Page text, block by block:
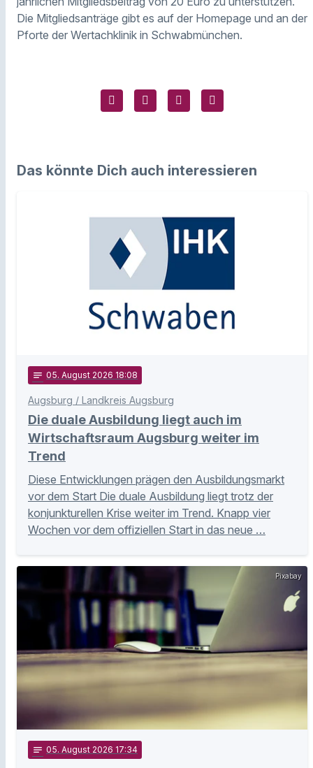
Die Mitgliedsanträge gibt es auf der Homepage und an der
Pforte der Wertachklinik in Schwabmünchen.
Das könnte Dich auch interessieren
notes 05. August 2026 18:08
Augsburg / Landkreis Augsburg
Die duale Ausbildung liegt auch im
Wirtschaftsraum Augsburg weiter im
Trend
Diese Entwicklungen prägen den Ausbildungsmarkt
vor dem Start Die duale Ausbildung liegt trotz der
konjunkturellen Krise weiter im Trend. Knapp vier
Wochen vor dem offiziellen Start in das neue …
Pixabay
notes 05. August 2026 17:34